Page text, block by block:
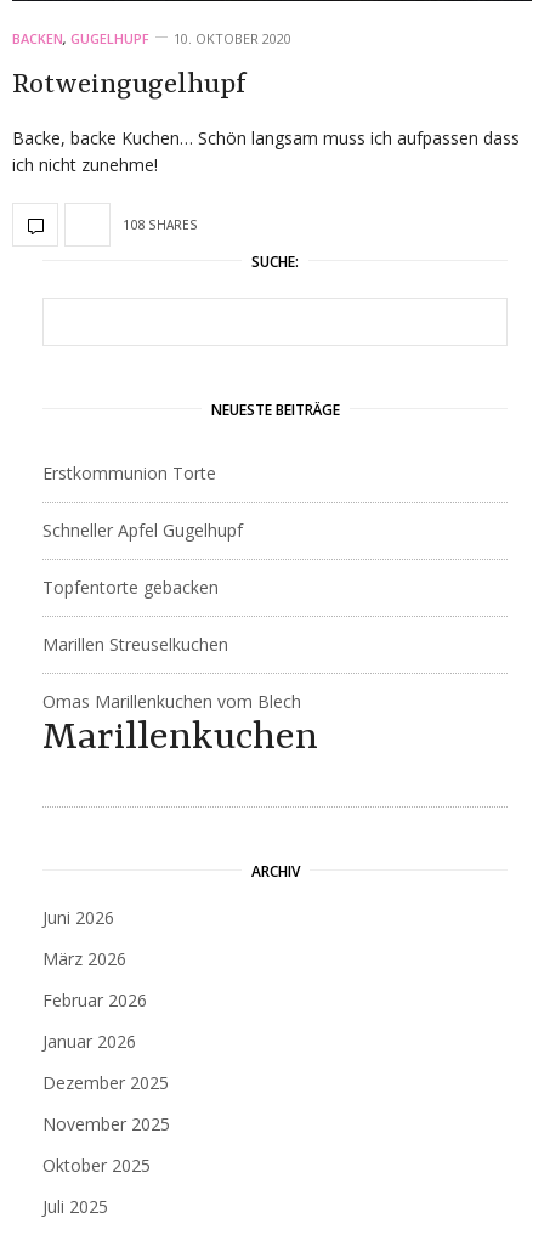
BACKEN, GUGELHUPF 10. OKTOBER 2020
Rotweingugelhupf
Backe, backe Kuchen… Schön langsam muss ich aufpassen dass
ich nicht zunehme!
108 SHARES
SUCHE:
NEUESTE BEITRÄGE
Erstkommunion Torte
Schneller Apfel Gugelhupf
Topfentorte gebacken
Marillen Streuselkuchen
Omas Marillenkuchen vom Blech
Marillenkuchen
ARCHIV
Juni 2026
März 2026
Februar 2026
Januar 2026
Dezember 2025
November 2025
Oktober 2025
Juli 2025